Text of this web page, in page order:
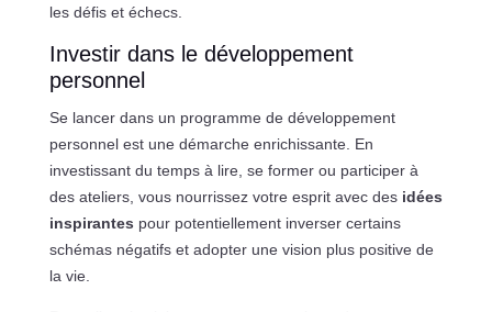
les défis et échecs.
Investir dans le développement
personnel
Se lancer dans un programme de développement
personnel est une démarche enrichissante. En
investissant du temps à lire, se former ou participer à
des ateliers, vous nourrissez votre esprit avec des idées
inspirantes pour potentiellement inverser certains
schémas négatifs et adopter une vision plus positive de
la vie.